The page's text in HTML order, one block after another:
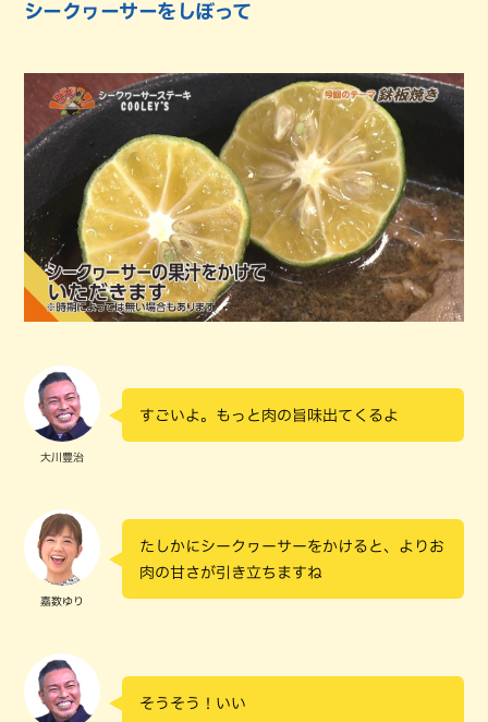
シークヮーサーをしぼって
大川豊治
すごいよ。もっと肉の旨味出てくるよ
嘉数ゆり
たしかにシークヮーサーをかけると、よりお
肉の甘さが引き立ちますね
そうそう！いい